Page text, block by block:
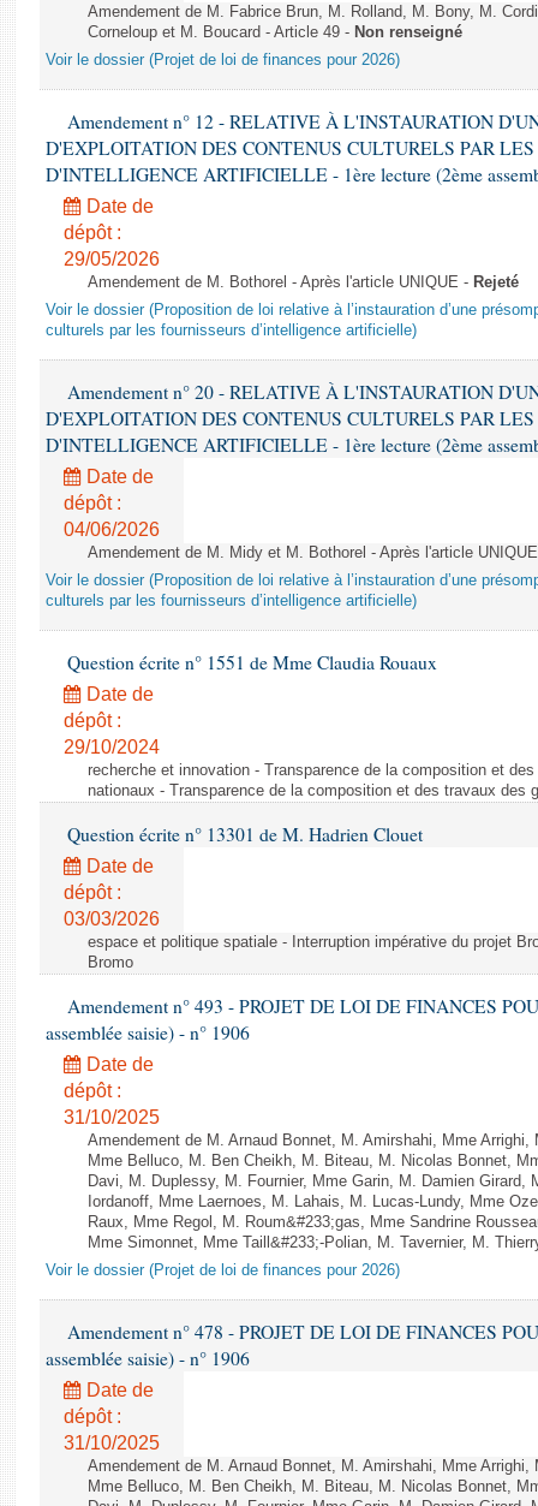
Dossiers législatifs
Questions écrites et orales
Comptes rendus des débats
Amendement de M. Fabrice Brun, M. Rolland, M. Bony, M.
Corneloup et M. Boucard - Article 49 - Non renseigné
Voir le dossier (Projet de loi de finances pour 2026)
Amendement n° 12 - RELATIVE À L'INSTAURATION
D'EXPLOITATION DES CONTENUS CULTURELS PAR LES
D'INTELLIGENCE ARTIFICIELLE - 1ère lecture (2ème
Date de
dépôt :
29/05/2026
Amendement de M. Bothorel - Après l'article UNIQUE - Rejeté
Voir le dossier (Proposition de loi relative à l’instauration d’une
culturels par les fournisseurs d’intelligence artificielle)
Amendement n° 20 - RELATIVE À L'INSTAURATION
D'EXPLOITATION DES CONTENUS CULTURELS PAR LES
D'INTELLIGENCE ARTIFICIELLE - 1ère lecture (2ème
Date de
dépôt :
04/06/2026
Amendement de M. Midy et M. Bothorel - Après l'article
Voir le dossier (Proposition de loi relative à l’instauration d’une
culturels par les fournisseurs d’intelligence artificielle)
Question écrite n° 1551 de Mme Claudia Rouaux
Date de
dépôt :
29/10/2024
recherche et innovation - Transparence de la composition et
nationaux - Transparence de la composition et des travaux des
Question écrite n° 13301 de M. Hadrien Clouet
Date de
dépôt :
03/03/2026
espace et politique spatiale - Interruption impérative du projet
Bromo
Amendement n° 493 - PROJET DE LOI DE FINANCES
assemblée saisie) - n° 1906
Date de
dépôt :
31/10/2025
Amendement de M. Arnaud Bonnet, M. Amirshahi, Mme
Mme Belluco, M. Ben Cheikh, M. Biteau, M. Nicolas Bonnet,
Davi, M. Duplessy, M. Fournier, Mme Garin, M. Damien Girard,
Iordanoff, Mme Laernoes, M. Lahais, M. Lucas-Lundy, Mme
Raux, Mme Regol, M. Roum&#233;gas, Mme Sandrine
Mme Simonnet, Mme Taill&#233;-Polian, M. Tavernier, M.
Voir le dossier (Projet de loi de finances pour 2026)
Amendement n° 478 - PROJET DE LOI DE FINANCES
assemblée saisie) - n° 1906
Date de
dépôt :
31/10/2025
Amendement de M. Arnaud Bonnet, M. Amirshahi, Mme
Mme Belluco, M. Ben Cheikh, M. Biteau, M. Nicolas Bonnet,